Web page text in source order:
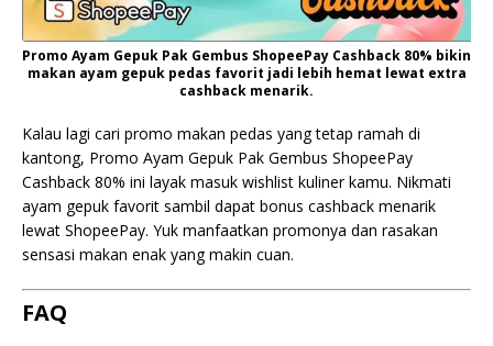
Promo Ayam Gepuk Pak Gembus ShopeePay Cashback 80% bikin
makan ayam gepuk pedas favorit jadi lebih hemat lewat extra
cashback menarik.
Kalau lagi cari promo makan pedas yang tetap ramah di
kantong, Promo Ayam Gepuk Pak Gembus ShopeePay
Cashback 80% ini layak masuk wishlist kuliner kamu. Nikmati
ayam gepuk favorit sambil dapat bonus cashback menarik
lewat ShopeePay. Yuk manfaatkan promonya dan rasakan
sensasi makan enak yang makin cuan.
FAQ